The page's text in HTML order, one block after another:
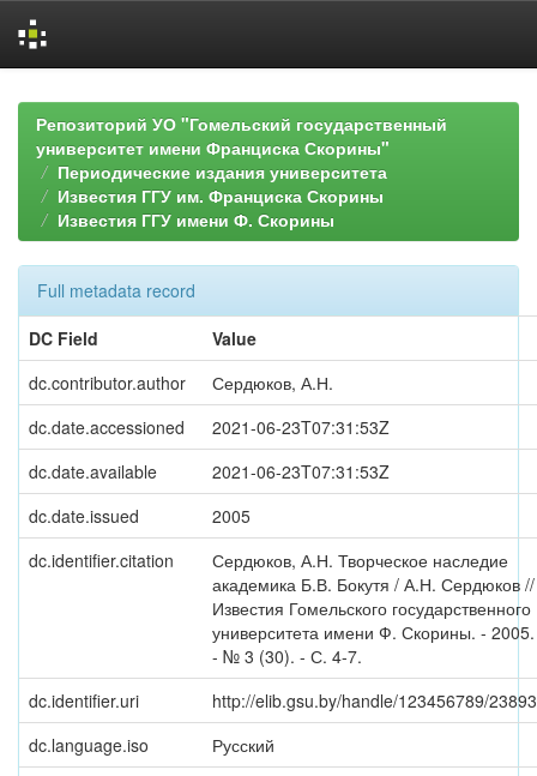
navigationРепозиторий УО "Гомельский государственный
университет имени Франциска Скорины"
Периодические издания университета
Известия ГГУ им. Франциска Скорины
Известия ГГУ имени Ф. Скорины
Full metadata record
DC Field
Value
dc.contributor.author
Сердюков, А.Н.
dc.date.accessioned
2021-06-23T07:31:53Z
dc.date.available
2021-06-23T07:31:53Z
dc.date.issued
2005
dc.identifier.citation
Сердюков, А.Н. Творческое наследие
академика Б.В. Бокутя / А.Н. Сердюков //
Известия Гомельского государственного
университета имени Ф. Скорины. - 2005.
- № 3 (30). - С. 4-7.
dc.identifier.uri
http://elib.gsu.by/handle/123456789/23893
dc.language.iso
Русский